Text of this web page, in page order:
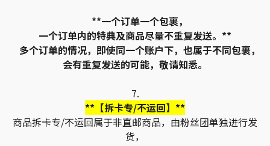
**一个订单一个包裹，
一个订单内的特典及商品尽量不重复发送。**
多个订单的情况，即使同一个账户下，也属于不同包裹，
会有重复发送的可能，敬请知悉。
7.
**【拆卡专/不运回】**
商品拆卡专/不运回属于非直邮商品，由粉丝团单独进行发
货，